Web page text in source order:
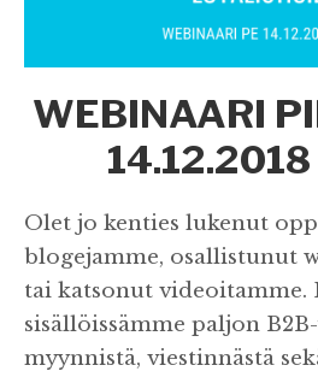
WEBINAARI
Olet jo kenties lukenut
blogejamme, osallistunut
tai katsonut videoitamme.
sisällöissämme paljon
myynnistä, viestinnästä